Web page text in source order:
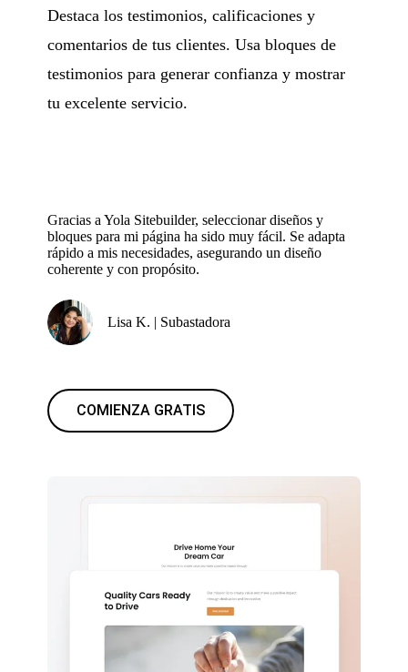
Destaca los testimonios, calificaciones y
comentarios de tus clientes. Usa bloques de
testimonios para generar confianza y mostrar
tu excelente servicio.
Gracias a Yola Sitebuilder, seleccionar diseños y
bloques para mi página ha sido muy fácil. Se adapta
rápido a mis necesidades, asegurando un diseño
coherente y con propósito.
Lisa K. | Subastadora
COMIENZA GRATIS